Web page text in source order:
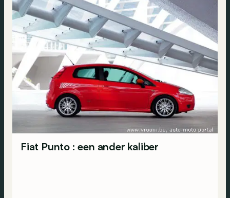
Fiat Punto : een ander kaliber